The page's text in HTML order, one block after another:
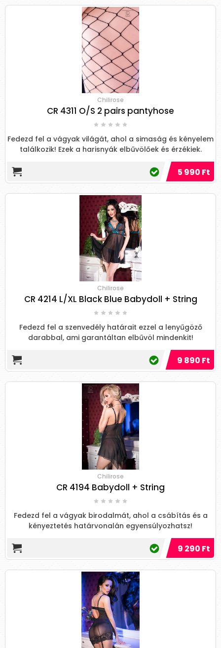
Chilirose
CR 4311 O/S 2 pairs pantyhose
Fedezd fel a vágyak világát, ahol a simaság és kényelem
találkozik! Ezek a harisnyák elbűvölőek és érzékiek.
5 990 Ft
Chilirose
CR 4214 L/XL Black Blue Babydoll + String
Fedezd fel a szenvedély határait ezzel a lenyűgöző
darabbal, ami garantáltan elbűvöl mindenkit!
9 890 Ft
Chilirose
CR 4194 Babydoll + String
Fedezd fel a vágyak birodalmát, ahol a csábítás és a
kényeztetés határvonalán egyensúlyozhatsz!
9 290 Ft